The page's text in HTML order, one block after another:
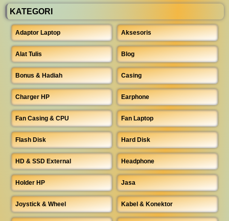
KATEGORI
Adaptor Laptop Aksesoris
Alat Tulis Blog
Bonus & Hadiah Casing
Charger HP Earphone
Fan Casing & CPU Fan Laptop
Flash Disk Hard Disk
HD & SSD External Headphone
Holder HP Jasa
Joystick & Wheel Kabel & Konektor